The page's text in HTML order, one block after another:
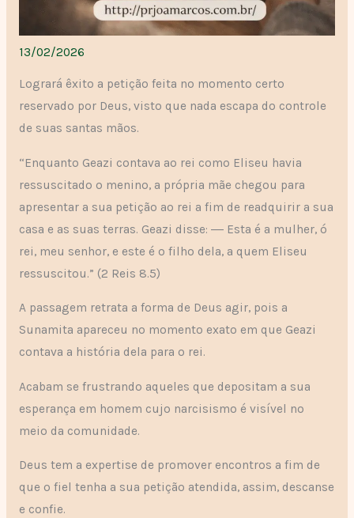
13/02/2026
Logrará êxito a petição feita no momento certo
reservado por Deus, visto que nada escapa do controle
de suas santas mãos.
“Enquanto Geazi contava ao rei como Eliseu havia
ressuscitado o menino, a própria mãe chegou para
apresentar a sua petição ao rei a fim de readquirir a sua
casa e as suas terras. Geazi disse: ― Esta é a mulher, ó
rei, meu senhor, e este é o filho dela, a quem Eliseu
ressuscitou.” (2 Reis 8.5)
A passagem retrata a forma de Deus agir, pois a
Sunamita apareceu no momento exato em que Geazi
contava a história dela para o rei.
Acabam se frustrando aqueles que depositam a sua
esperança em homem cujo narcisismo é visível no
meio da comunidade.
Deus tem a expertise de promover encontros a fim de
que o fiel tenha a sua petição atendida, assim, descanse
e confie.